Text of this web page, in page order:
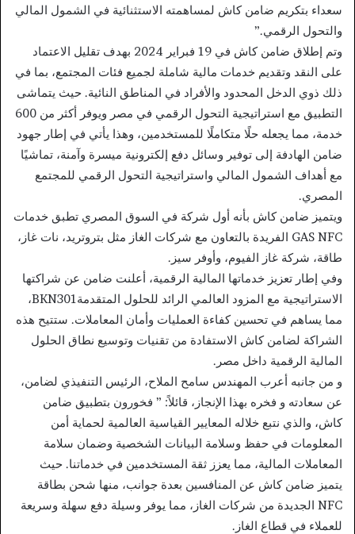
سعداء بتكريم ضامن كاش لمساهمته الاستثنائية في الشمول المالي
والتحول الرقمي.”
وتم إطلاق ضامن كاش في 19 فبراير 2024 بهدف تقليل الاعتماد
على النقد وتقديم خدمات مالية شاملة لجميع فئات المجتمع، بما في
ذلك ذوي الدخل المحدود والأفراد في المناطق النائية. حيث يتماشى
التطبيق مع استراتيجية التحول الرقمي في مصر ويوفر أكثر من 600
خدمة، مما يجعله حلًا متكاملًا للمستخدمين، وهذا يأتي في إطار جهود
ضامن الهادفة إلى توفير وسائل دفع إلكترونية ميسرة وآمنة، تماشيًا
مع أهداف الشمول المالي واستراتيجية التحول الرقمي للمجتمع
المصري.
ويتميز ضامن كاش بأنه أول شركة في السوق المصري تطبق خدمات
GAS NFC الفريدة بالتعاون مع شركات الغاز مثل بتروتريد، نات غاز،
طاقة، شركة غاز الفيوم، وأوفر سيز.
وفي إطار تعزيز خدماتها المالية الرقمية، أعلنت ضامن عن شراكتها
الاستراتيجية مع المزود العالمي الرائد للحلول المتقدمةBKN301،
مما يساهم في تحسين كفاءة العمليات وأمان المعاملات. ستتيح هذه
الشراكة لضامن كاش الاستفادة من تقنيات وتوسيع نطاق الحلول
المالية الرقمية داخل مصر.
و من جانبه أعرب المهندس سامح الملاح، الرئيس التنفيذي لضامن،
عن سعادته و فخره بهذا الإنجاز، قائلاً: ” فخورون بتطبيق ضامن
كاش، والذي نتبع خلاله المعايير القياسية العالمية لحماية أمن
المعلومات في حفظ وسلامة البيانات الشخصية وضمان سلامة
المعاملات المالية، مما يعزز ثقة المستخدمين في خدماتنا. حيث
يتميز ضامن كاش عن المنافسين بعدة جوانب، منها شحن بطاقة
NFC الجديدة من شركات الغاز، مما يوفر وسيلة دفع سهلة وسريعة
للعملاء في قطاع الغاز.